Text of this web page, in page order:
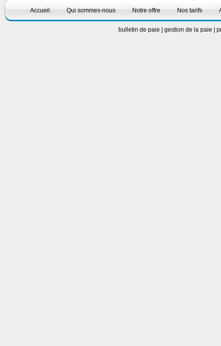
Accueil Qui sommes-nous Notre offre Nos tarifs
bulletin de paie gestion de la paie